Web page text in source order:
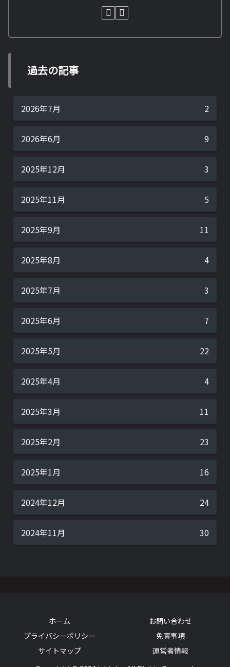
過去の記事
2026年7月 2
2026年6月 9
2025年12月 3
2025年11月 5
2025年9月 11
2025年8月 4
2025年7月 3
2025年6月 7
2025年5月 22
2025年4月 4
2025年3月 11
2025年2月 23
2025年1月 16
2024年12月 24
2024年11月 30
ホーム
お問い合わせ
プライバシーポリシー
免責事項
サイトマップ
運営者情報